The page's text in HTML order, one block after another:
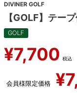
DIVINER GOLF
【GOLF】テー
GOLF
¥7,700 税込
会員様限定価格 ¥